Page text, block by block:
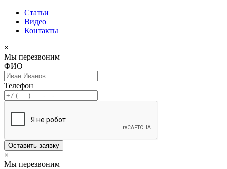
Статьи
Видео
Контакты
×
Мы перезвоним
ФИО
Телефон
Оставить заявку
×
Мы перезвоним